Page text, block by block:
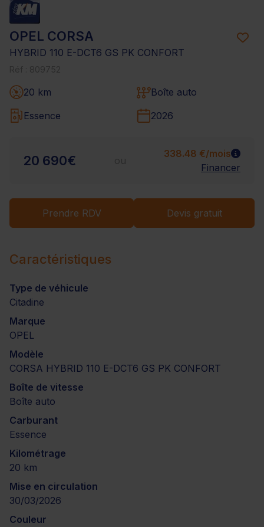
OPEL CORSA
HYBRID 110 E-DCT6 GS PK CONFORT
20 km
Boîte auto
Essence
2026
20 690€
338.48 €/mois
Financer
Prendre RDV Devis gratuit
Caractéristiques
Type de véhicule
Citadine
Marque
OPEL
Modèle
CORSA HYBRID 110 E-DCT6 GS PK CONFORT
Boîte de vitesse
Boîte auto
Carburant
Essence
Kilométrage
20 km
Mise en circulation
30/03/2026
Couleur